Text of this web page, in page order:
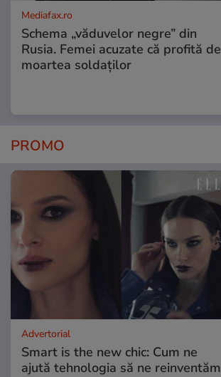
Mediafax.ro
Schema „văduvelor negre” din
Rusia. Femei acuzate că profită de
moartea soldaților
PROMO
Advertorial
Smart is the new chic: Cum ne
ajută tehnologia să ne reinventăm